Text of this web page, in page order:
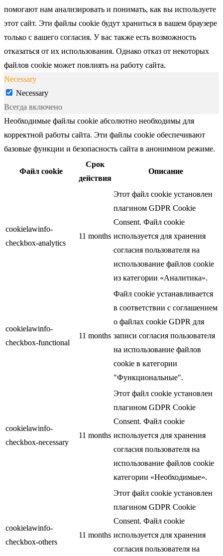
помогают нам анализировать и понимать, как вы используете
этот сайт. Эти файлы cookie будут храниться в вашем браузере
только с вашего согласия. У вас также есть возможность
отказаться от их использования. Однако отказ от некоторых
файлов cookie может повлиять на работу сайта.
Necessary
Necessary
Всегда включено
Необходимые файлы cookie абсолютно необходимы для
корректной работы сайта. Эти файлы cookie обеспечивают
базовые функции и безопасность сайта в анонимном режиме.
Файл cookie
Срок
действия
Описание
cookielawinfo-
checkbox-analytics
11 months
Этот файл cookie установлен
плагином GDPR Cookie
Consent. Файл cookie
используется для хранения
согласия пользователя на
использование файлов cookie
из категории «Аналитика».
cookielawinfo-
checkbox-functional
11 months
Файл cookie устанавливается
в соответствии с соглашением
о файлах cookie GDPR для
записи согласия пользователя
на использование файлов
cookie в категории
"Функциональные".
cookielawinfo-
checkbox-necessary
11 months
Этот файл cookie установлен
плагином GDPR Cookie
Consent. Файл cookie
используется для хранения
согласия пользователя на
использование файлов cookie
категории «Необходимые».
cookielawinfo-
checkbox-others
11 months
Этот файл cookie установлен
плагином GDPR Cookie
Consent. Файл cookie
используется для хранения
согласия пользователя на